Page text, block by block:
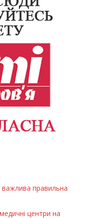
важлива правильна
центри на